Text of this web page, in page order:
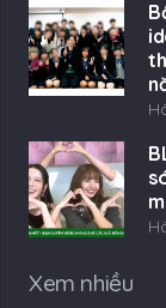
Xem nhiều